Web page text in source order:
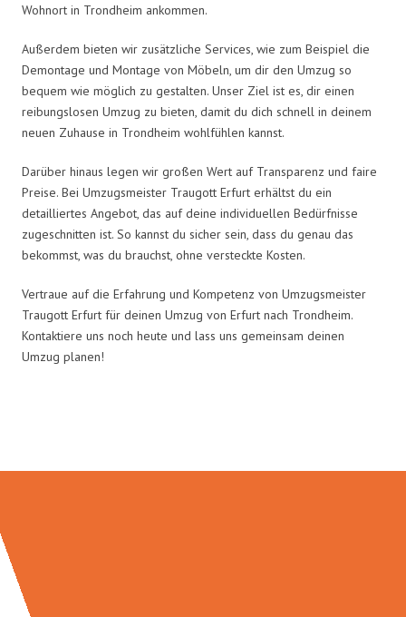
Wohnort in Trondheim ankommen.
Außerdem bieten wir zusätzliche Services, wie zum Beispiel die
Demontage und Montage von Möbeln, um dir den Umzug so
bequem wie möglich zu gestalten. Unser Ziel ist es, dir einen
reibungslosen Umzug zu bieten, damit du dich schnell in deinem
neuen Zuhause in Trondheim wohlfühlen kannst.
Darüber hinaus legen wir großen Wert auf Transparenz und faire
Preise. Bei Umzugsmeister Traugott Erfurt erhältst du ein
detailliertes Angebot, das auf deine individuellen Bedürfnisse
zugeschnitten ist. So kannst du sicher sein, dass du genau das
bekommst, was du brauchst, ohne versteckte Kosten.
Vertraue auf die Erfahrung und Kompetenz von Umzugsmeister
Traugott Erfurt für deinen Umzug von Erfurt nach Trondheim.
Kontaktiere uns noch heute und lass uns gemeinsam deinen
Umzug planen!